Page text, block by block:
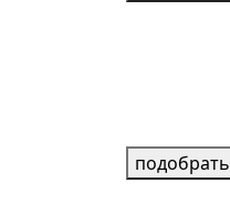
подобрать